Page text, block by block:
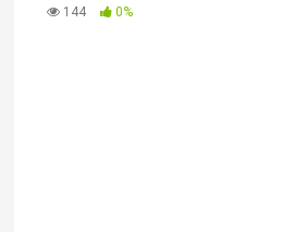
mapie Satellite
144 0%